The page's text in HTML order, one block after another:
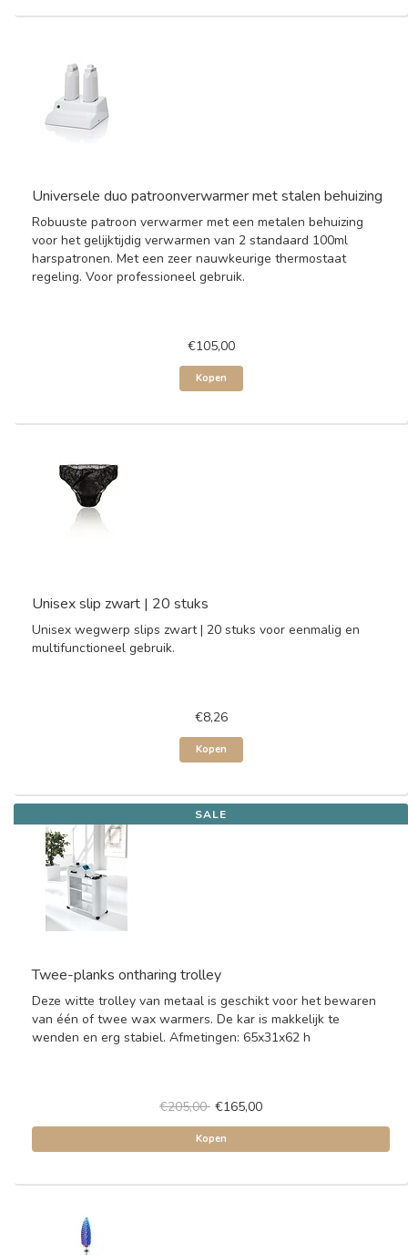
Universele duo patroonverwarmer met stalen behuizing
Robuuste patroon verwarmer met een metalen behuizing
voor het gelijktijdig verwarmen van 2 standaard 100ml
harspatronen. Met een zeer nauwkeurige thermostaat
regeling. Voor professioneel gebruik.
€105,00
Kopen
Unisex slip zwart | 20 stuks
Unisex wegwerp slips zwart | 20 stuks voor eenmalig en
multifunctioneel gebruik.
€8,26
Kopen
SALE
Twee-planks ontharing trolley
Deze witte trolley van metaal is geschikt voor het bewaren
van één of twee wax warmers. De kar is makkelijk te
wenden en erg stabiel. Afmetingen: 65x31x62 h
€205,00 €165,00
Kopen